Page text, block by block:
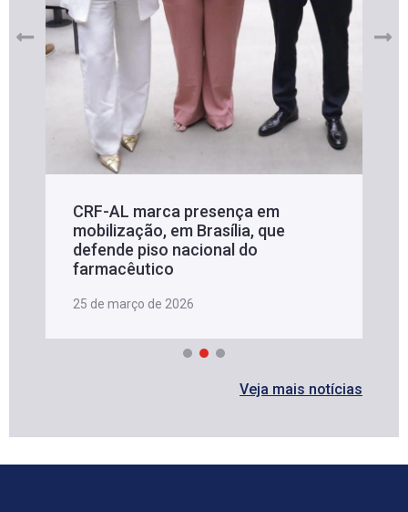
CRF-AL marca presença em
mobilização, em Brasília, que
defende piso nacional do
farmacêutico
25 de março de 2026
Veja mais notícias